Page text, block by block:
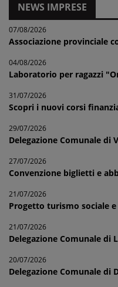
NEWS IMPRESE
07/08/2026
Associazione provinciale
04/08/2026
Laboratorio per ragazzi
31/07/2026
Scopri i nuovi corsi
29/07/2026
Delegazione Comunale di
27/07/2026
Convenzione biglietti e
21/07/2026
Progetto turismo sociale
21/07/2026
Delegazione Comunale di
20/07/2026
Delegazione Comunale di